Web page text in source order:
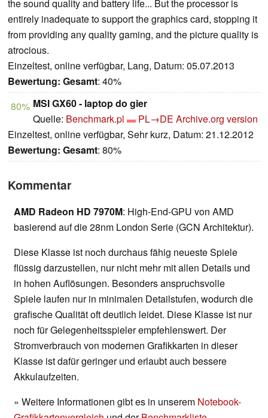
the sound quality and battery life... But the processor is
entirely inadequate to support the graphics card, stopping it
from providing any quality gaming, and the picture quality is
atrocious.
Einzeltest, online verfügbar, Lang, Datum: 05.07.2013
Bewertung: Gesamt: 40%
80% MSI GX60 - laptop do gier
Quelle: Benchmark.pl PL→DE Archive.org version
Einzeltest, online verfügbar, Sehr kurz, Datum: 21.12.2012
Bewertung: Gesamt: 80%
Kommentar
AMD Radeon HD 7970M: High-End-GPU von AMD
basierend auf die 28nm London Serie (GCN Architektur).
Diese Klasse ist noch durchaus fähig neueste Spiele
flüssig darzustellen, nur nicht mehr mit allen Details und
in hohen Auflösungen. Besonders anspruchsvolle
Spiele laufen nur in minimalen Detailstufen, wodurch die
grafische Qualität oft deutlich leidet. Diese Klasse ist nur
noch für Gelegenheitsspieler empfehlenswert. Der
Stromverbrauch von modernen Grafikkarten in dieser
Klasse ist dafür geringer und erlaubt auch bessere
Akkulaufzeiten.
» Weitere Informationen gibt es in unserem Notebook-